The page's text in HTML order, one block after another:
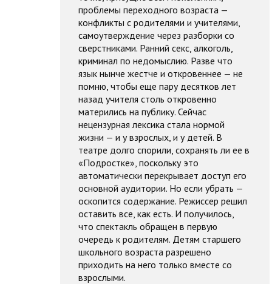
проблемы переходного возраста —
конфликты с родителями и учителями,
самоутверждение через разборки со
сверстниками. Ранний секс, алкоголь,
криминал по недомыслию. Разве что
язык нынче жестче и откровеннее — не
помню, чтобы еще пару десятков лет
назад учителя столь откровенно
матерились на публику. Сейчас
нецензурная лексика стала нормой
жизни — и у взрослых, и у детей. В
театре долго спорили, сохранять ли ее в
«Подростке», поскольку это
автоматически перекрывает доступ его
основной аудитории. Но если убрать —
оскопится содержание. Режиссер решил
оставить все, как есть. И получилось,
что спектакль обращен в первую
очередь к родителям. Детям старшего
школьного возраста разрешено
приходить на него только вместе со
взрослыми.